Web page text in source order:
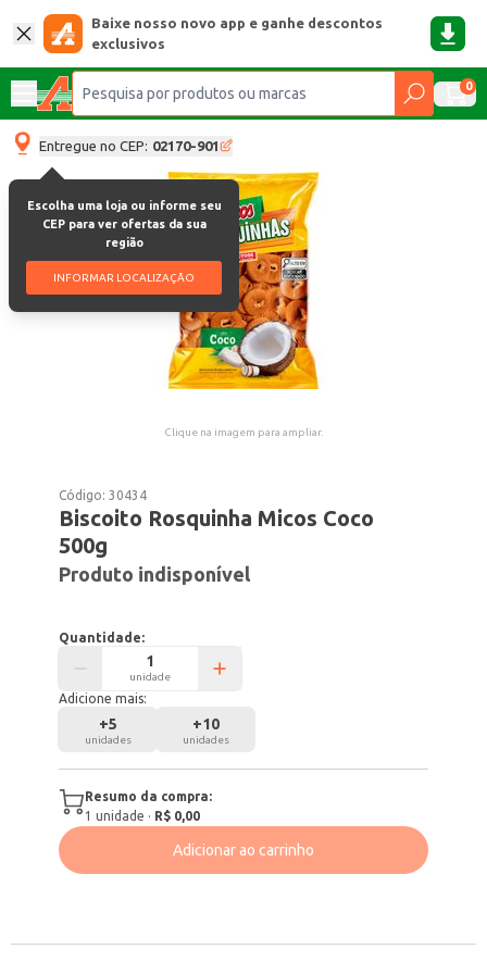
Baixe nosso novo app e ganhe descontos
exclusivos
0
Entregue no CEP: 02170-901
Escolha uma loja ou informe seu
CEP para ver ofertas da sua
região
INFORMAR LOCALIZAÇÃO
Clique na imagem para ampliar.
Código:30434
Biscoito Rosquinha Micos Coco
500g
Produto indisponível
Quantidade:
unidade
Adicione mais:
+5
unidades
+10
unidades
Resumo da compra:
1 unidade · R$ 0,00
Adicionar ao carrinho